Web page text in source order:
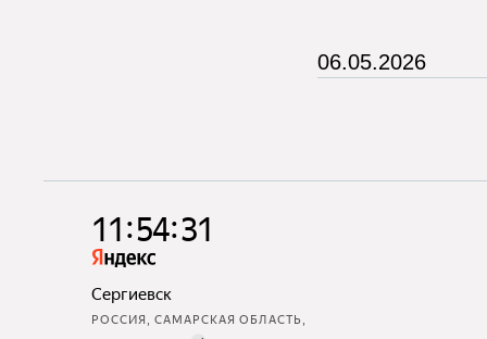
06.05.2026